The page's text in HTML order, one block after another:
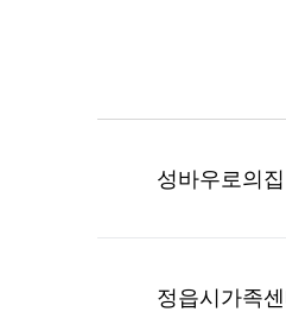
성바우로의
정읍시가족